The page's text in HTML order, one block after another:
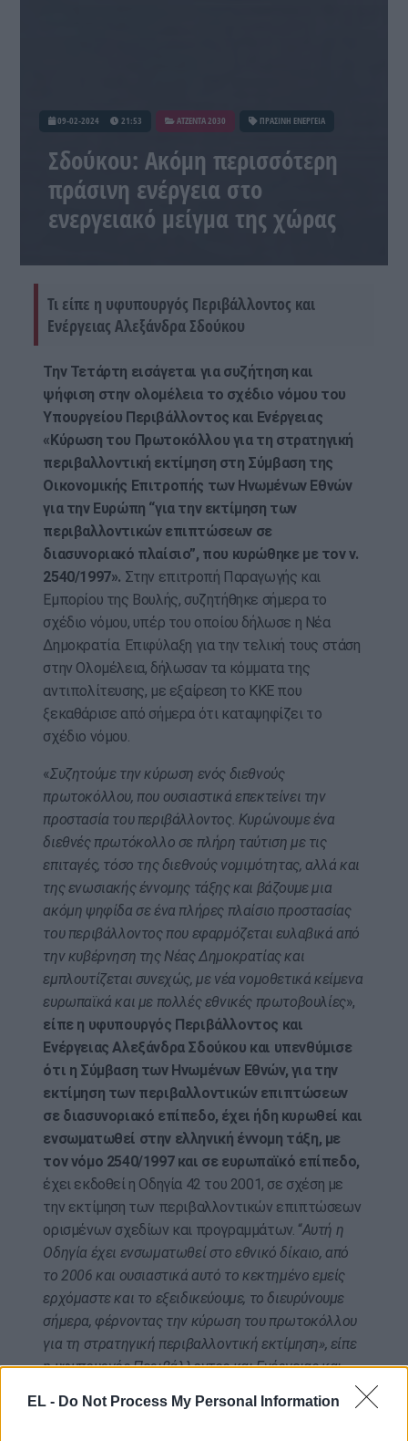
EL - Do Not Process My Personal Information
09-02-2024 21:53 ATZENTA 2030 ΠΡΑΣΙΝΗ ΕΝΕΡΓΕΙΑ
Σδούκου: Ακόμη περισσότερη
πράσινη ενέργεια στο
ενεργειακό μείγμα της χώρας
Τι είπε η υφυπουργός Περιβάλλοντος και
Ενέργειας Αλεξάνδρα Σδούκου
Την Τετάρτη εισάγεται για συζήτηση και
ψήφιση στην ολομέλεια το σχέδιο νόμου του
Υπουργείου Περιβάλλοντος και Ενέργειας
«Κύρωση του Πρωτοκόλλου για τη στρατηγική
περιβαλλοντική εκτίμηση στη Σύμβαση της
Οικονομικής Επιτροπής των Ηνωμένων Εθνών
για την Ευρώπη “για την εκτίμηση των
περιβαλλοντικών επιπτώσεων σε
διασυνοριακό πλαίσιο”, που κυρώθηκε με τον ν.
2540/1997». Στην επιτροπή Παραγωγής και
Εμπορίου της Βουλής, συζητήθηκε σήμερα το
σχέδιο νόμου, υπέρ του οποίου δήλωσε η Νέα
Δημοκρατία. Επιφύλαξη για την τελική τους στάση
στην Ολομέλεια, δήλωσαν τα κόμματα της
αντιπολίτευσης, με εξαίρεση το ΚΚΕ που
ξεκαθάρισε από σήμερα ότι καταψηφίζει το
σχέδιο νόμου.
«Συζητούμε την κύρωση ενός διεθνούς
πρωτοκόλλου, που ουσιαστικά επεκτείνει την
προστασία του περιβάλλοντος. Κυρώνουμε ένα
διεθνές πρωτόκολλο σε πλήρη ταύτιση με τις
επιταγές, τόσο της διεθνούς νομιμότητας, αλλά και
της ενωσιακής έννομης τάξης και βάζουμε μια
ακόμη ψηφίδα σε ένα πλήρες πλαίσιο προστασίας
του περιβάλλοντος που εφαρμόζεται ευλαβικά από
την κυβέρνηση της Νέας Δημοκρατίας και
εμπλουτίζεται συνεχώς, με νέα νομοθετικά κείμενα
ευρωπαϊκά και με πολλές εθνικές πρωτοβουλίες»,
είπε η υφυπουργός Περιβάλλοντος και
Ενέργειας Αλεξάνδρα Σδούκου και υπενθύμισε
ότι η Σύμβαση των Ηνωμένων Εθνών, για την
εκτίμηση των περιβαλλοντικών επιπτώσεων
σε διασυνοριακό επίπεδο, έχει ήδη κυρωθεί και
ενσωματωθεί στην ελληνική έννομη τάξη, με
τον νόμο 2540/1997 και σε ευρωπαϊκό επίπεδο,
έχει εκδοθεί η Οδηγία 42 του 2001, σε σχέση με
την εκτίμηση των περιβαλλοντικών επιπτώσεων
ορισμένων σχεδίων και προγραμμάτων. “Αυτή η
Οδηγία έχει ενσωματωθεί στο εθνικό δίκαιο, από
το 2006 και ουσιαστικά αυτό το κεκτημένο εμείς
ερχόμαστε και το εξειδικεύουμε, το διευρύνουμε
σήμερα, φέρνοντας την κύρωση του πρωτοκόλλου
για τη στρατηγική περιβαλλοντική εκτίμηση», είπε
η υφυπουργός Περιβάλλοντος και Ενέργειας και
το πεδίο εφαρμογής της σύμβασης σε σχέδια και